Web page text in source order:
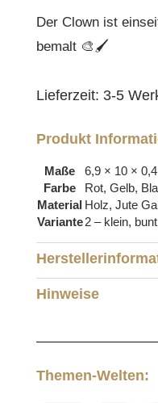
Der Clown ist
bemalt 🎨🖌
Lieferzeit: 3-5
Produkt
Maße
6,9 × 10 ×
Farbe
Rot, Gelb,
Material Holz, Jute
Variante2 – klein, bunt
Hinweise
Themen-Welten: